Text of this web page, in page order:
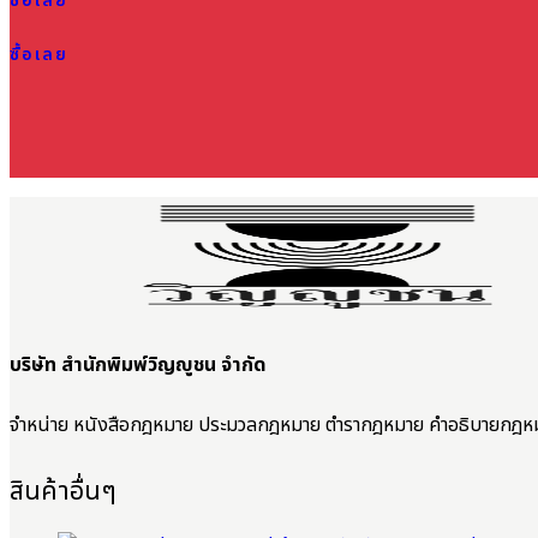
ซื้อเลย
บริษัท สำนักพิมพ์วิญญูชน จำกัด
จำหน่าย หนังสือกฎหมาย ประมวลกฎหมาย ตำรากฎหมาย คำอธิบายกฎห
สินค้าอื่นๆ